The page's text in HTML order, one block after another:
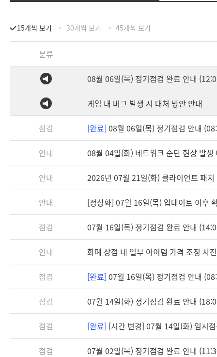
15개씩 보기 30개씩 보기 45개씩 보기
분류
08월 06일(목) 정기점검 완료 안내
게임 내 버그 발생 시 대처 방안 안내
점검 [완료] 08월 06일(목) 정기점검 안내
안내 08월 04일(화) 네트워크 순단 현상 발생
안내 2026년 07월 21일(화) 클라이언트 패
안내 [정상화] 07월 16일(목) 업데이트 이후
점검 07월 16일(목) 정기점검 완료 안내
안내 화폐 상점 내 일부 아이템 가격 조정 사
점검 [완료] 07월 16일(목) 정기점검 안내
점검 07월 14일(화) 정기점검 완료 안내
점검 [완료] [시간 변경] 07월 14일(화) 임시
점검 07월 02일(목) 정기점검 완료 안내